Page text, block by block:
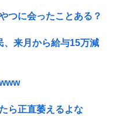
つに会ったことある？
、来月から給与15万減
ら正直萎えるよな